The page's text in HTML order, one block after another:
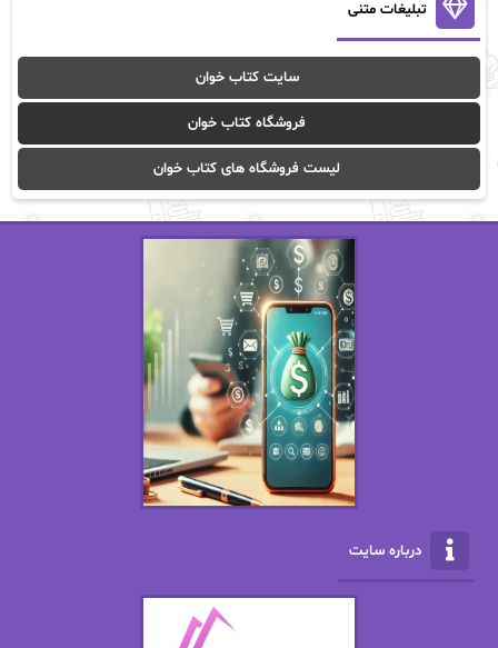
آنالیا
آوا موسوی آیدا (Aixi)
آیدا باقری آیسان صادقی
ا_اصغر زاده ا_اصغرزاده
اریک مورگنشترن از نیلوفر لاری
اصغر زاده
اکرم محمدی
الف صاد
الکساندر دوما
الناز پاکپور‌
الناز محمدی
امیر فرهی
تبلیغات متنی
سایت کتاب خوان
فروشگاه کتاب خوان
لیست فروشگاه های کتاب خوان
درباره سایت